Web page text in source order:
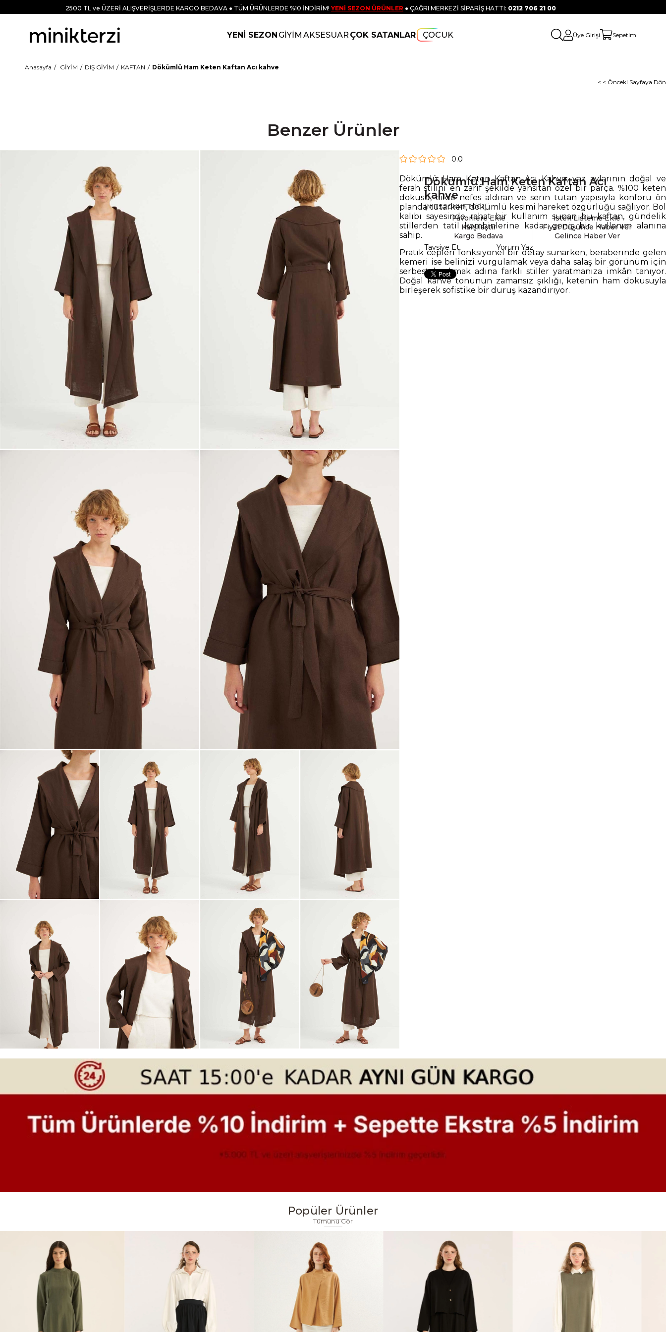
2500 TL ve ÜZERİ ALIŞVERİŞLERDE KARGO BEDAVA ● TÜM ÜRÜNLERDE %10 İNDİRİM! YENİ SEZON ÜRÜNLER ● ÇAĞRI MERKEZİ SİPARİŞ HATTI: 0212 706 21 00
YENİ SEZON GİYİM AKSESUAR ÇOK SATANLAR ÇOCUK Üye Girişi Sepetim
Anasayfa GİYİM DIŞ GİYİM KAFTAN
Dökümlü Ham Keten Kaftan Acı kahve
< < Önceki Sayfaya Dön
Benzer Ürünler
Dökümlü Ham Keten Kaftan Acı
kahve
(MTS20KKFT001)
0.0
Dökümlü Ham Keten Kaftan Acı Kahve, yaz aylarının doğal ve
ferah stilini en zarif şekilde yansıtan özel bir parça. %100 keten
dokusu, cilde nefes aldıran ve serin tutan yapısıyla konforu ön
planda tutarken, dökümlü kesimi hareket özgürlüğü sağlıyor. Bol
kalıbı sayesinde rahat bir kullanım sunan bu kaftan, gündelik
stillerden tatil kombinlerine kadar geniş bir kullanım alanına
sahip.
Pratik cepleri fonksiyonel bir detay sunarken, beraberinde gelen
kemeri ise belinizi vurgulamak veya daha salaş bir görünüm için
serbest bırakmak adına farklı stiller yaratmanıza imkân tanıyor.
Doğal kahve tonunun zamansız şıklığı, ketenin ham dokusuyla
birleşerek sofistike bir duruş kazandırıyor.
Favorilere Ekle
İstek Listeme Ekle
Karşılaştır
Fiyat Düşünce Haber Ver
Kargo Bedava
Gelince Haber Ver
Tavsiye Et
Yorum Yaz
Popüler Ürünler
Tümünü Gör